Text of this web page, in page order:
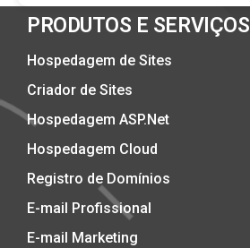
PRODUTOS E SERVIÇOS
Hospedagem de Sites
Criador de Sites
Hospedagem ASP.Net
Hospedagem Cloud
Registro de Domínios
E-mail Profissional
E-mail Marketing